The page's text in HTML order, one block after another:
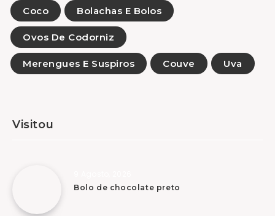
Coco Bolachas E Bolos
Ovos De Codorniz
Merengues E Suspiros Couve Uva
Visitou
Bolo de chocolate preto